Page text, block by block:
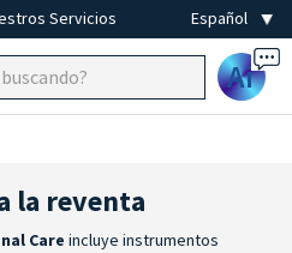
Servicios
Ai
la reventa
Care incluye instrumentos